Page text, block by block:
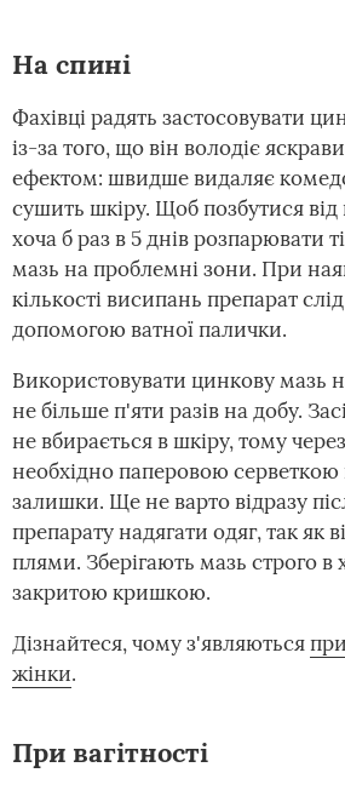
На спині
Фахівці радять застосовувати
із-за того, що він володіє
ефектом: швидше видаляє
сушить шкіру. Щоб позбутися від
хоча б раз в 5 днів розпарювати
мазь на проблемні зони. При
кількості висипань препарат
допомогою ватної палички.
Використовувати цинкову мазь
не більше п'яти разів на добу.
не вбирається в шкіру, тому
необхідно паперовою
залишки. Ще не варто відразу
препарату надягати одяг, так як
плями. Зберігають мазь строго в
закритою кришкою.
Дізнайтеся, чому з'являються
жінки.
При вагітності